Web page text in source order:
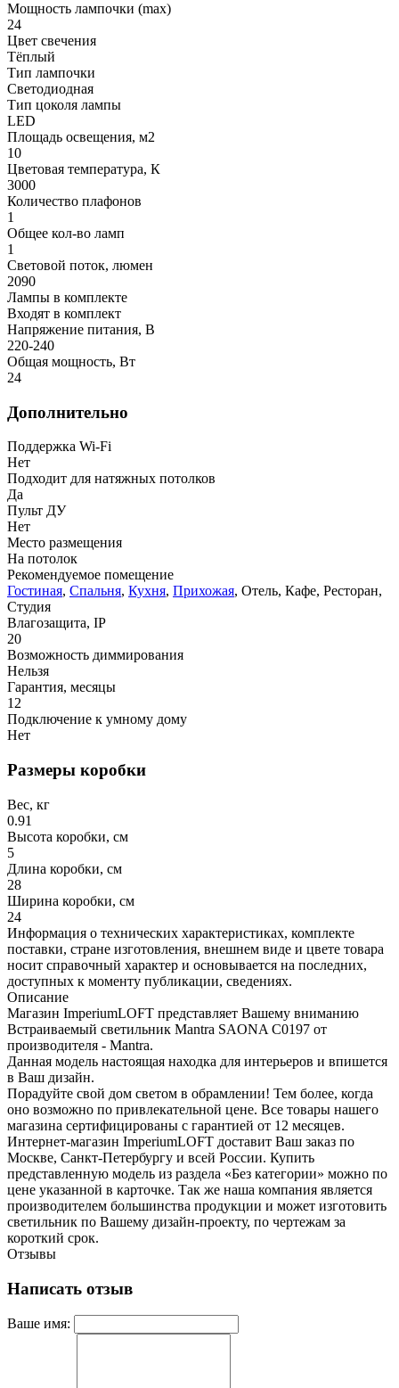
Мощность лампочки (max)
24
Цвет свечения
Тёплый
Тип лампочки
Светодиодная
Тип цоколя лампы
LED
Площадь освещения, м2
10
Цветовая температура, К
3000
Количество плафонов
1
Общее кол-во ламп
1
Световой поток, люмен
2090
Лампы в комплекте
Входят в комплект
Напряжение питания, В
220-240
Общая мощность, Вт
24
Дополнительно
Поддержка Wi-Fi
Нет
Подходит для натяжных потолков
Да
Пульт ДУ
Нет
Место размещения
На потолок
Рекомендуемое помещение
Гостиная, Спальня, Кухня, Прихожая, Отель, Кафе, Ресторан,
Студия
Влагозащита, IP
20
Возможность диммирования
Нельзя
Гарантия, месяцы
12
Подключение к умному дому
Нет
Размеры коробки
Вес, кг
0.91
Высота коробки, см
5
Длина коробки, см
28
Ширина коробки, см
24
Информация о технических характеристиках, комплекте
поставки, стране изготовления, внешнем виде и цвете товара
носит справочный характер и основывается на последних,
доступных к моменту публикации, сведениях.
Описание
Магазин ImperiumLOFT представляет Вашему вниманию
Встраиваемый светильник Mantra SAONA C0197 от
производителя - Mantra.
Данная модель настоящая находка для интерьеров и впишется
в Ваш дизайн.
Порадуйте свой дом светом в обрамлении! Тем более, когда
оно возможно по привлекательной цене. Все товары нашего
магазина сертифицированы с гарантией от 12 месяцев.
Интернет-магазин ImperiumLOFT доставит Ваш заказ по
Москве, Санкт-Петербургу и всей России. Купить
представленную модель из раздела «Без категории» можно по
цене указанной в карточке. Так же наша компания является
производителем большинства продукции и может изготовить
светильник по Вашему дизайн-проекту, по чертежам за
короткий срок.
Отзывы
Написать отзыв
Ваше имя: